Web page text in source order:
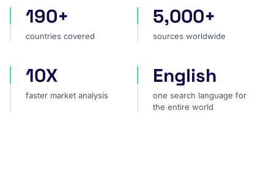
countries covered
190+
countries covered
sources worldwide
5,000+
sources worldwide
faster market analysis
10X
faster market analysis
one search language for
English
one search language for
the entire world